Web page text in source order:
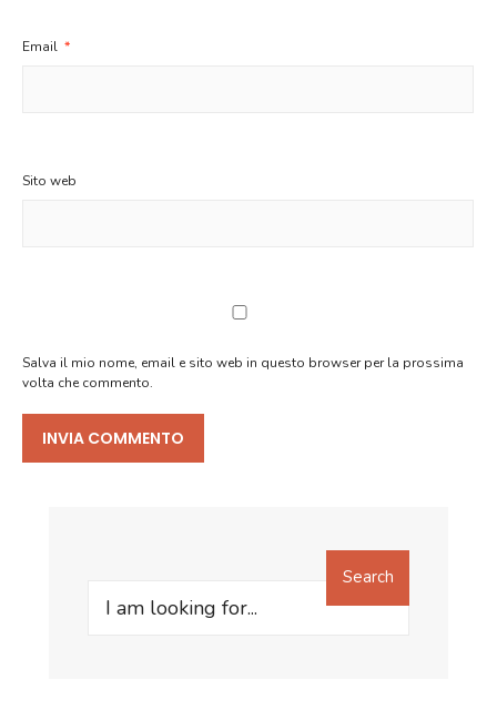
Email *
Sito web
Salva il mio nome, email e sito web in questo browser per la prossima
volta che commento.
for:
Search